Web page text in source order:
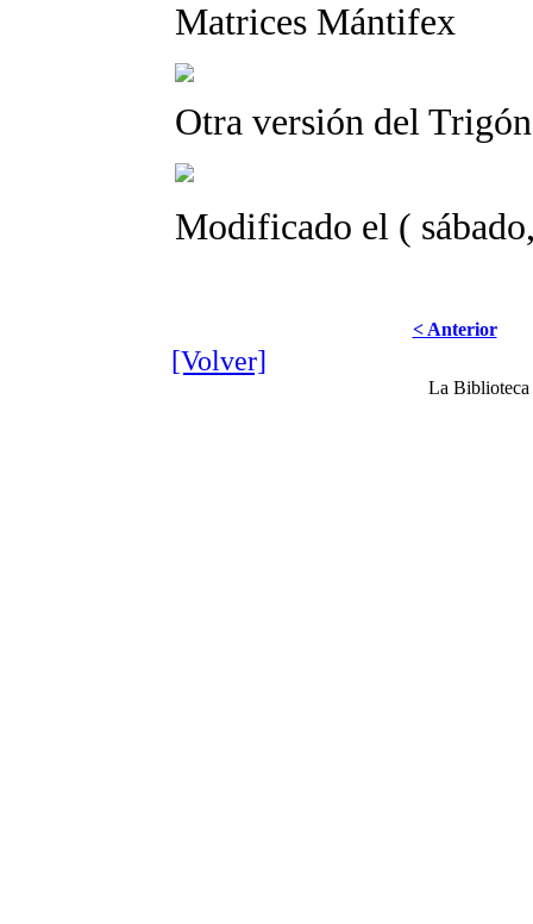
Matrices Mántifex
Otra versión del Trigón
Modificado el (
< Anterior
[Volver]
La